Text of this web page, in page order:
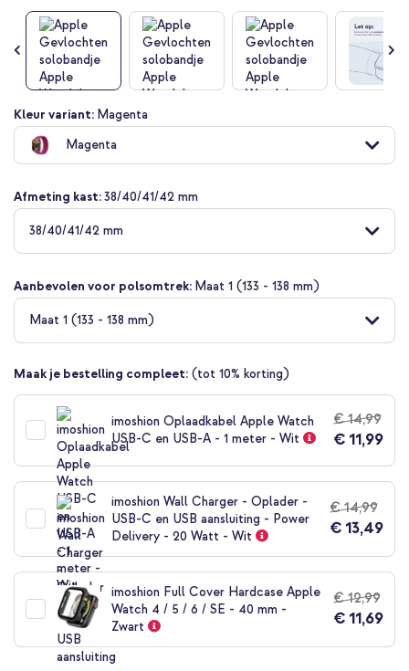
de
afbeeldingen-
gallerij
Ga
naar
begin
de
afbeeldingen-
gallerij
Kleur variant: Magenta
Magenta
Afmeting kast:38/40/41/42 mm
38/40/41/42 mm
Aanbevolen voor polsomtrek: Maat 1 (133 - 138 mm)
Maat 1 (133 - 138 mm)
Maak je bestelling compleet: (tot 10% korting)
imoshion Oplaadkabel Apple Watch
USB-C en USB-A - 1 meter - Wit
€ 14,99
€ 11,99
imoshion Wall Charger - Oplader -
USB-C en USB aansluiting - Power
Delivery - 20 Watt - Wit
€ 14,99
€ 13,49
imoshion Full Cover Hardcase Apple
Watch 4 / 5 / 6 / SE - 40 mm -
Zwart
€ 12,99
€ 11,69